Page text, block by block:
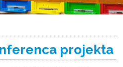
projekta